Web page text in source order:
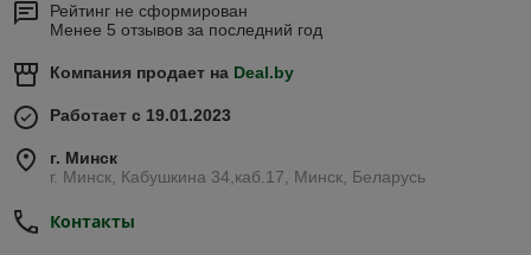
Рейтинг не сформирован
Менее 5 отзывов за последний год
Компания продает на Deal.by
Работает с 19.01.2023
г. Минск
г. Минск, Кабушкина 34,каб.17, Минск, Беларусь
Контакты